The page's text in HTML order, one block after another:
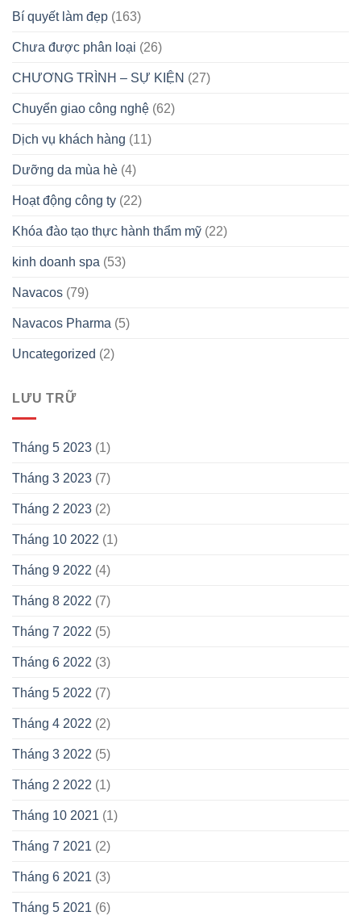
Bí quyết làm đẹp (163)
Chưa được phân loại (26)
CHƯƠNG TRÌNH – SỰ KIỆN (27)
Chuyển giao công nghệ (62)
Dịch vụ khách hàng (11)
Dưỡng da mùa hè (4)
Hoạt động công ty (22)
Khóa đào tạo thực hành thẩm mỹ (22)
kinh doanh spa (53)
Navacos (79)
Navacos Pharma (5)
Uncategorized (2)
LƯU TRỮ
Tháng 5 2023 (1)
Tháng 3 2023 (7)
Tháng 2 2023 (2)
Tháng 10 2022 (1)
Tháng 9 2022 (4)
Tháng 8 2022 (7)
Tháng 7 2022 (5)
Tháng 6 2022 (3)
Tháng 5 2022 (7)
Tháng 4 2022 (2)
Tháng 3 2022 (5)
Tháng 2 2022 (1)
Tháng 10 2021 (1)
Tháng 7 2021 (2)
Tháng 6 2021 (3)
Tháng 5 2021 (6)